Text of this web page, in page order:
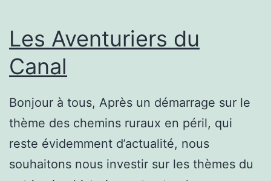
Les Aventuriers du
Canal
Bonjour à tous, Après un démarrage sur le
thème des chemins ruraux en péril, qui
reste évidemment d’actualité, nous
souhaitons nous investir sur les thèmes du